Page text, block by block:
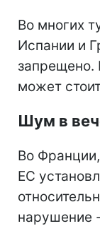
Во многих
Испании и
запрещено.
может
Шум в
Во
ЕС
нарушение